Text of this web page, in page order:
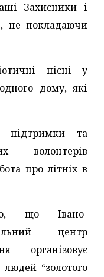
Захисники і
не покладаючи
пісні у
дому, які
підтримки та
волонтерів
про літніх в
що Івано-
центр
організовує
“золотого